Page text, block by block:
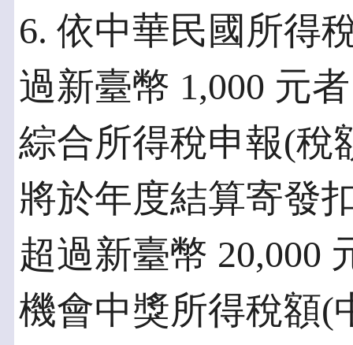
6. 依中華民國所得
過新臺幣 1,000 元
綜合所得稅申報(稅
將於年度結算寄發
超過新臺幣 20,000
機會中獎所得稅額(